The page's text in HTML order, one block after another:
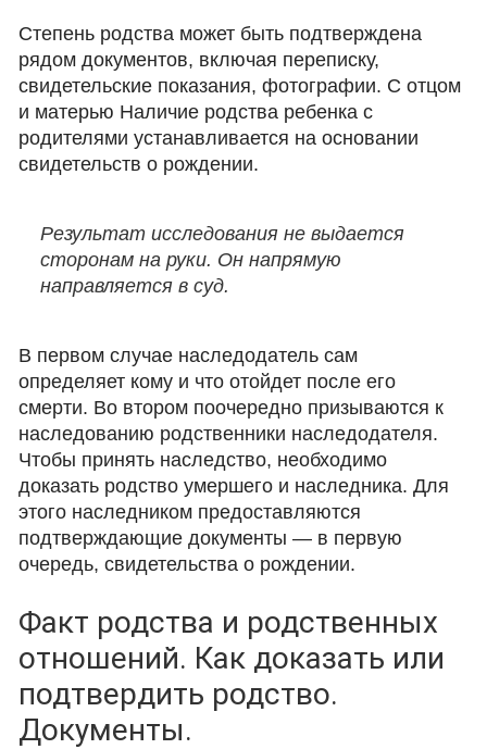
Степень родства может быть подтверждена
рядом документов, включая переписку,
свидетельские показания, фотографии. С отцом
и матерью Наличие родства ребенка с
родителями устанавливается на основании
свидетельств о рождении.
Результат исследования не выдается
сторонам на руки. Он напрямую
направляется в суд.
В первом случае наследодатель сам
определяет кому и что отойдет после его
смерти. Во втором поочередно призываются к
наследованию родственники наследодателя.
Чтобы принять наследство, необходимо
доказать родство умершего и наследника. Для
этого наследником предоставляются
подтверждающие документы — в первую
очередь, свидетельства о рождении.
Факт родства и родственных
отношений. Как доказать или
подтвердить родство.
Документы.